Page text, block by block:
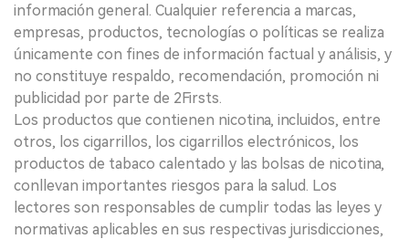
información general. Cualquier referencia a marcas,
empresas, productos, tecnologías o políticas se realiza
únicamente con fines de información factual y análisis, y
no constituye respaldo, recomendación, promoción ni
publicidad por parte de 2Firsts.
Los productos que contienen nicotina, incluidos, entre
otros, los cigarrillos, los cigarrillos electrónicos, los
productos de tabaco calentado y las bolsas de nicotina,
conllevan importantes riesgos para la salud. Los
lectores son responsables de cumplir todas las leyes y
normativas aplicables en sus respectivas jurisdicciones,